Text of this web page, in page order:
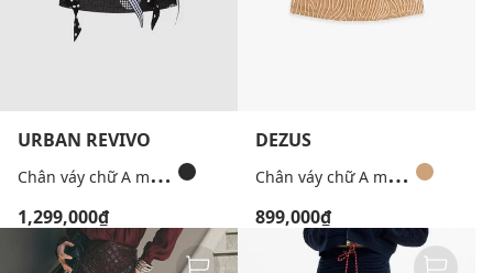
URBAN REVIVO
C
hân váy chữ A mini phối nơ
1,299,000₫
DEZUS
C
hân váy chữ A mini họa tiết nổi Eloria
899,000₫